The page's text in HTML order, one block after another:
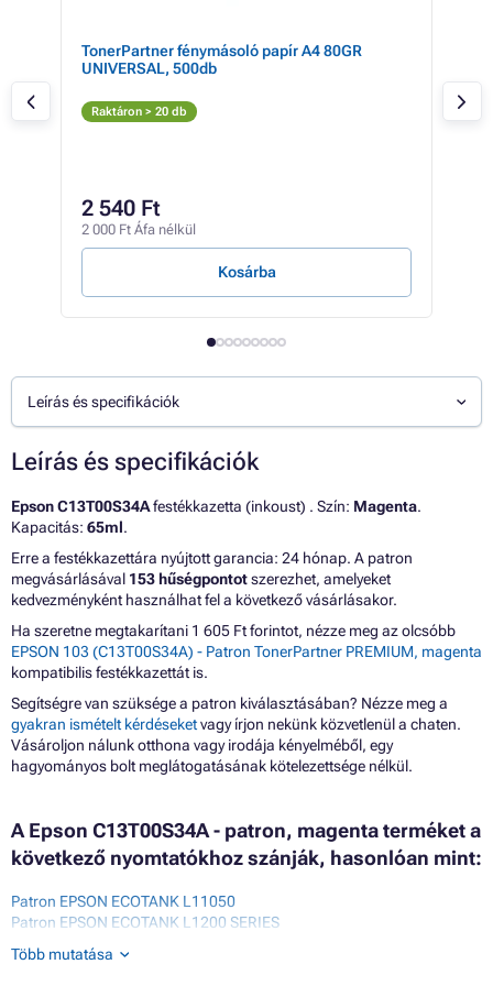
TonerPartner fénymásoló papír A4 80GR
UNIVERSAL, 500db
Raktáron > 20 db
2 540 Ft
2 000 Ft Áfa nélkül
Kosárba
Leírás és specifikációk
Leírás és specifikációk
Epson C13T00S34Afestékkazetta (inkoust) . Szín: Magenta.
Kapacitás: 65ml.
Erre a festékkazettára nyújtott garancia: 24 hónap. A patron
megvásárlásával 153 hűségpontotszerezhet, amelyeket
kedvezményként használhat fel a következő vásárlásakor.
Ha szeretne megtakarítani 1 605 Ft forintot, nézze meg az olcsóbb
EPSON 103 (C13T00S34A) - Patron TonerPartner PREMIUM, magenta
kompatibilis festékkazettát is.
Segítségre van szüksége a patron kiválasztásában? Nézze meg a
gyakran ismételt kérdéseketvagy írjon nekünk közvetlenül a chaten.
Vásároljon nálunk otthona vagy irodája kényelméből, egy
hagyományos bolt meglátogatásának kötelezettsége nélkül.
A Epson C13T00S34A - patron, magenta terméket a
következő nyomtatókhoz szánják, hasonlóan mint:
Patron EPSON ECOTANK L11050
Patron EPSON ECOTANK L1200 SERIES
Patron EPSON ECOTANK L1210
Patron EPSON ECOTANK L1230
Több mutatása